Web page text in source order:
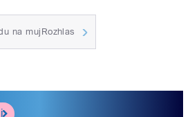
na mujRozhlas